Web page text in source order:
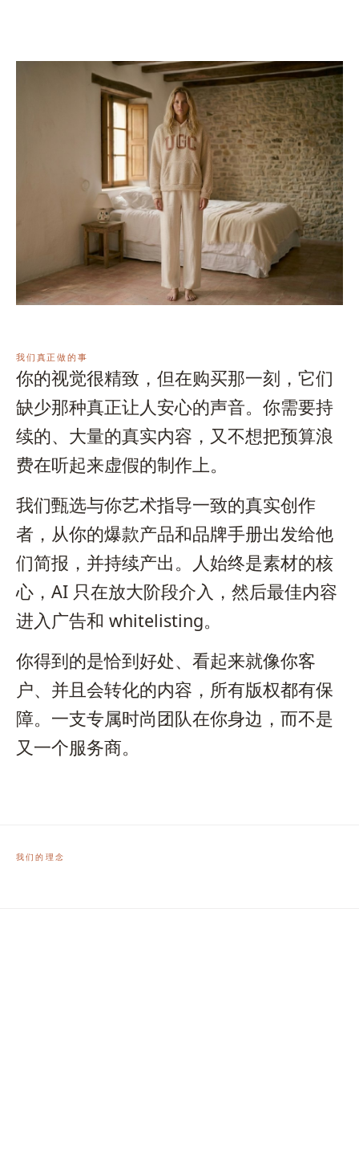
我们真正做的事
你的视觉很精致，但在购买那一刻，它们
缺少那种真正让人安心的声音。你需要持
续的、大量的真实内容，又不想把预算浪
费在听起来虚假的制作上。
我们甄选与你艺术指导一致的真实创作
者，从你的爆款产品和品牌手册出发给他
们简报，并持续产出。人始终是素材的核
心，AI 只在放大阶段介入，然后最佳内容
进入广告和 whitelisting。
你得到的是恰到好处、看起来就像你客
户、并且会转化的内容，所有版权都有保
障。一支专属时尚团队在你身边，而不是
又一个服务商。
我们的理念